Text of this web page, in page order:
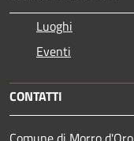
Luoghi
Eventi
CONTATTI